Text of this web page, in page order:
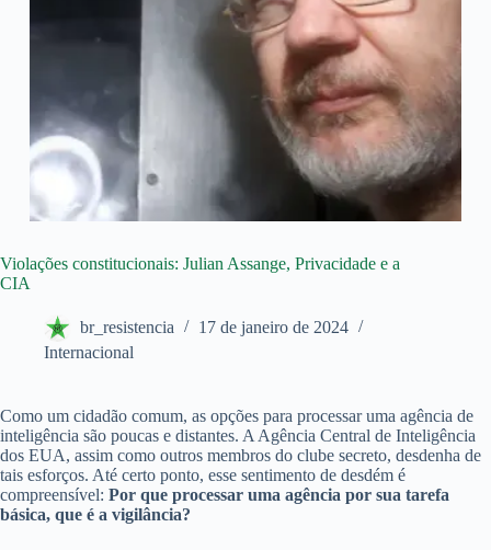
Violações constitucionais: Julian Assange, Privacidade e a
CIA
br_resistencia
17 de janeiro de 2024
Internacional
Como um cidadão comum, as opções para processar uma agência de
inteligência são poucas e distantes. A Agência Central de Inteligência
dos EUA, assim como outros membros do clube secreto, desdenha de
tais esforços. Até certo ponto, esse sentimento de desdém é
compreensível: Por que processar uma agência por sua tarefa
básica, que é a vigilância?